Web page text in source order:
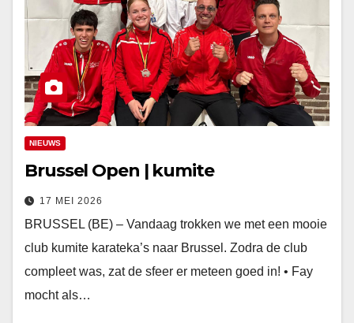
NIEUWS
Brussel Open | kumite
17 MEI 2026
BRUSSEL (BE) – Vandaag trokken we met een mooie
club kumite karateka’s naar Brussel. Zodra de club
compleet was, zat de sfeer er meteen goed in! • Fay
mocht als…